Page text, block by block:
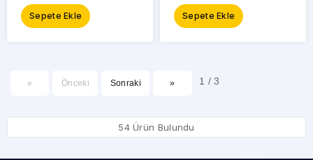
Sepete Ekle Sepete Ekle
« Önceki Sonraki » 1 / 3
54 Ürün Bulundu